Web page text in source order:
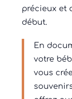
précieux et
début.
En
votre
vous